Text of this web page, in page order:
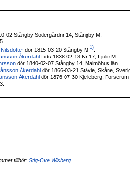
02 Stångby Södergårdnr 14, Stångby M.
dör 1815-03-20 Stångby M 1)
Åkerdahl föds 1838-02-13 Nr 17, Fjelie M.
dör 1840-02-07 Stångby 14, Malmöhus län.
Åkerdahl dör 1866-03-21 Stävie, Skåne,
Åkerdahl dör 1876-07-30 Kjelleberg, Forserum
tillhör:Stig-Ove Wisberg